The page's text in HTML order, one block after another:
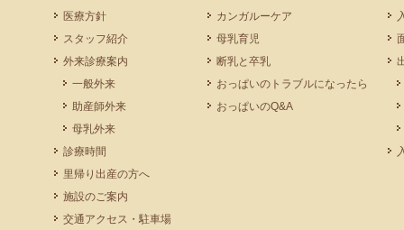
医療方針
スタッフ紹介
外来診療案内
一般外来
助産師外来
母乳外来
診療時間
里帰り出産の方へ
施設のご案内
交通アクセス・駐車場
カンガルーケア
母乳育児
断乳と卒乳
おっぱいのトラブルになったら
おっぱいのQ&A